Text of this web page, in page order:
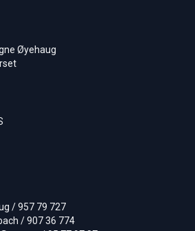
Øyehaug
/ 957 79 727
/ 907 36 774